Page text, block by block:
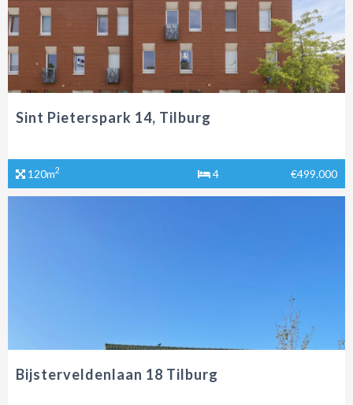
Sint Pieterspark 14, Tilburg
120m2 4 €499.000
Bijsterveldenlaan 18 Tilburg